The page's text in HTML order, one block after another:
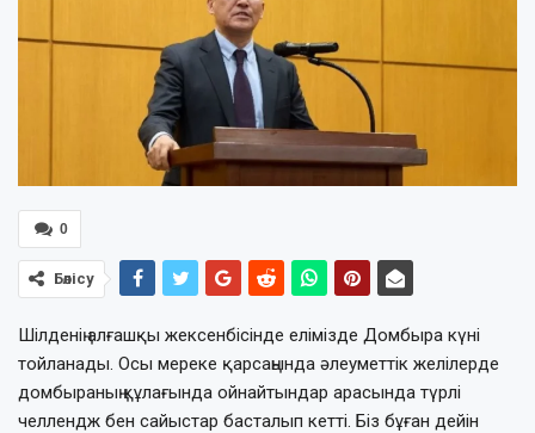
0
Бөлісу
Шілденің алғашқы жексенбісінде елімізде Домбыра күні
тойланады. Осы мереке қарсаңында әлеуметтік желілерде
домбыраның құлағында ойнайтындар арасында түрлі
челлендж бен сайыстар басталып кетті. Біз бұған дейін